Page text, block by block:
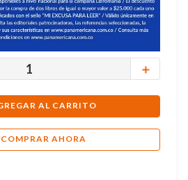
＋
AL CARRITO
COMPRAR AHORA